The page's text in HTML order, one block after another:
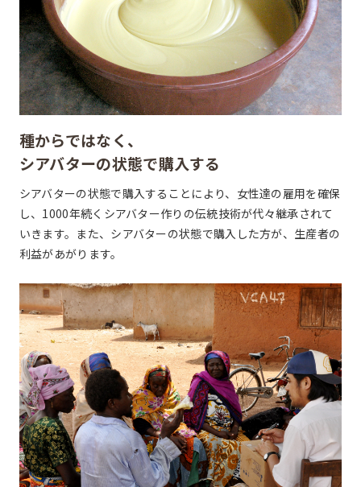
種からではなく、
シアバターの状態で購入する
シアバターの状態で購入することにより、女性達の雇用を確保
し、1000年続くシアバター作りの伝統技術が代々継承されて
いきます。また、シアバターの状態で購入した方が、生産者の
利益があがります。